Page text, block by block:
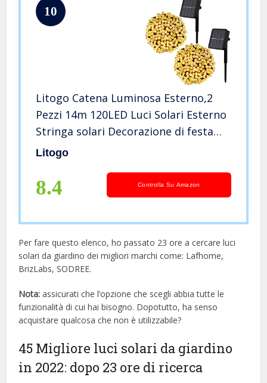
10
Litogo Catena Luminosa Esterno,2
Pezzi 14m 120LED Luci Solari Esterno
Stringa solari Decorazione di festa
Lucine da Esterno IP65 Impermeabile
Giardino,Albero,Patio,Festa(Bianco
caldo)
Litogo
8.4 Controlla Su Amazon
Per fare questo elenco, ho passato 23 ore a cercare luci
solari da giardino dei migliori marchi come: Lafhome,
BrizLabs, SODREE.
Nota: assicurati che l’opzione che scegli abbia tutte le
funzionalità di cui hai bisogno. Dopotutto, ha senso
acquistare qualcosa che non è utilizzabile?
45 Migliore luci solari da giardino
in 2022: dopo 23 ore di ricerca